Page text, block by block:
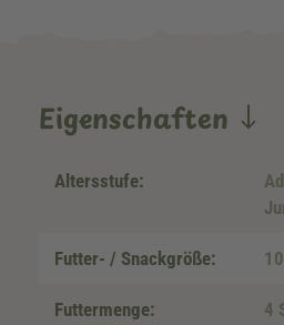
Eigenschaften
Altersstufe:
Futter- / Snackgröße:
Futtermenge: 4